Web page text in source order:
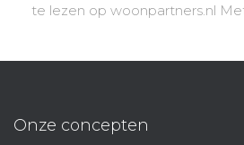
te lezen op woonpartners.nl
Onze concepten